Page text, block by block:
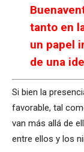
tanto en
un papel
de una
Si bien la
favorable, tal
van más allá de
entre ellos y los